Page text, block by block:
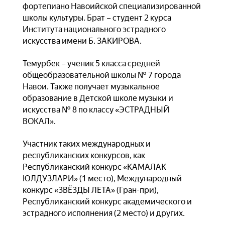
фортепиано Навоийской специализированной
школы культуры. Брат – студент 2 курса
Института национального эстрадного
искусства имени Б. ЗАКИРОВА.
Темурбек – ученик 5 класса средней
общеобразовательной школы № 7 города
Навои. Также получает музыкальное
образование в Детской школе музыки и
искусства № 8 по классу «ЭСТРАДНЫЙ
ВОКАЛ».
Участник таких международных и
республиканских конкурсов, как
Республиканский конкурс «КАМАЛАК
ЮЛДУЗЛАРИ» (1 место), Международный
конкурс «ЗВЁЗДЫ ЛЕТА» (Гран-при),
Республиканский конкурс академического и
эстрадного исполнения (2 место) и других.